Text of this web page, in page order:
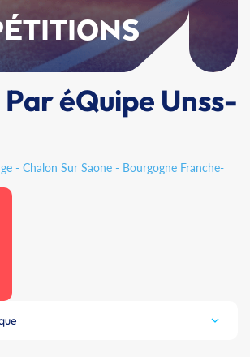
éQuipe Unss-
- Chalon Sur Saone - Bourgogne Franche-